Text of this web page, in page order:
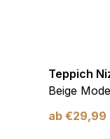
Teppich
Beige
ab €29,99